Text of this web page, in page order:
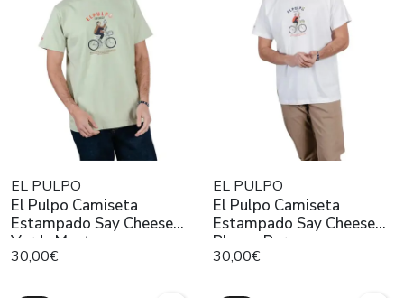
EL PULPO
El Pulpo Camiseta
Estampado Say Cheese
Verde Menta
30,00€
EL PULPO
El Pulpo Camiseta
Estampado Say Cheese
Blanco Puro
30,00€